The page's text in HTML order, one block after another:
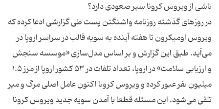
در روزهای گذشته روزنامه واشنگتن پست طی گزارشی ادعا کرده که
ویروس اومیکرون تا هفته آینده به سویه قالب در سراسر اروپا در
می‌آید. طبق این گزارش و بر اساس مدل‌سازی «موسسه سنجش
و ارزیابی سلامت» در اروپا، تعداد تلفات در ۵۳ کشور اروپا از مرز ۱.۵
میلیون نفر عبور کرده و ویروس کرونا اکنون عامل اصلی مرگ و میر
تلقی می‌شود. این مسئله قطعا با آمدن سویه جدید ویروس کرونا